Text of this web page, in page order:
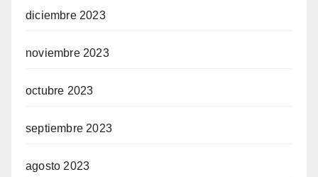
diciembre 2023
noviembre 2023
octubre 2023
septiembre 2023
agosto 2023